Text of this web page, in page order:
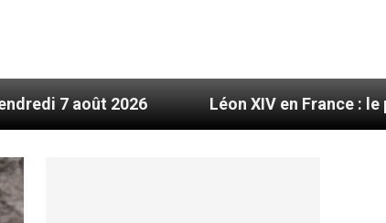
Léon XIV en France : le programme